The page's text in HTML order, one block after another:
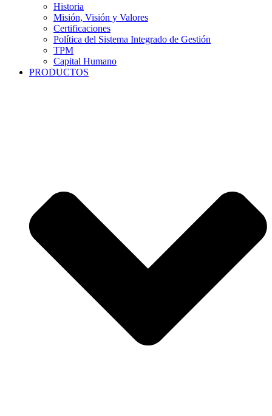
Historia
Misión, Visión y Valores
Certificaciones
Política del Sistema Integrado de Gestión
TPM
Capital Humano
PRODUCTOS